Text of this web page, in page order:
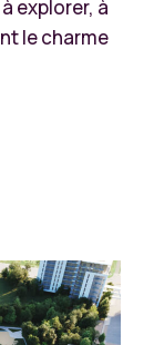
explorer, à
le charme